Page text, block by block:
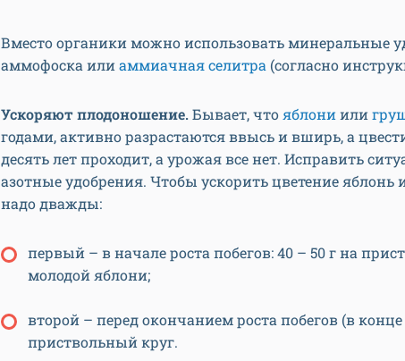
Вместо органики можно использовать минеральные
аммофоска или аммиачная селитра (согласно
Ускоряют плодоношение.Бывает, что яблони или
годами, активно разрастаются ввысь и вширь, а
десять лет проходит, а урожая все нет. Исправить
азотные удобрения. Чтобы ускорить цветение яблонь
надо дважды:
первый – в начале роста побегов: 40 – 50 г на
молодой яблони;
второй – перед окончанием роста побегов (в
приствольный круг.